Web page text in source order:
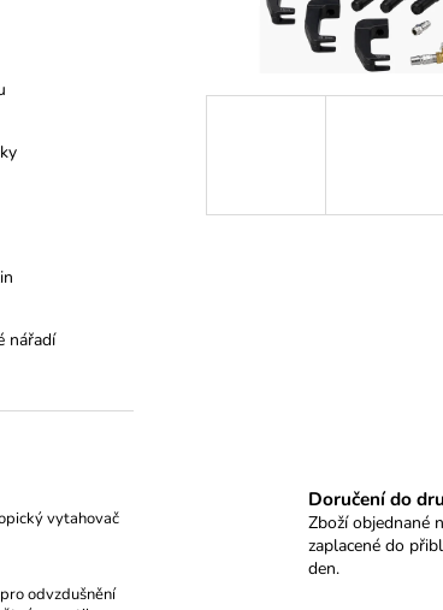
nářadí
vytahovač
odvzdušnění
Doručení do
Zboží objednané
zaplacené do
den.
UNIVERZÁLNÍ HADICE PRO